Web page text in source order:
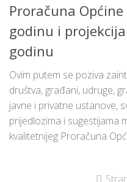
Proračuna
godinu i
godinu
Ovim putem se poziva
društva, građani, udruge,
javne i privatne ustanove,
prijedlozima i sugestijama
kvalitetnijeg Proračuna